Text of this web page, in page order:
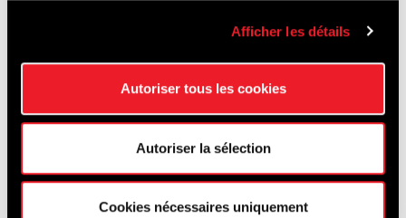
Afficher les détails
Autoriser tous les cookies
Autoriser la sélection
Cookies nécessaires uniquement
OPLEIDING &
VERHUUR